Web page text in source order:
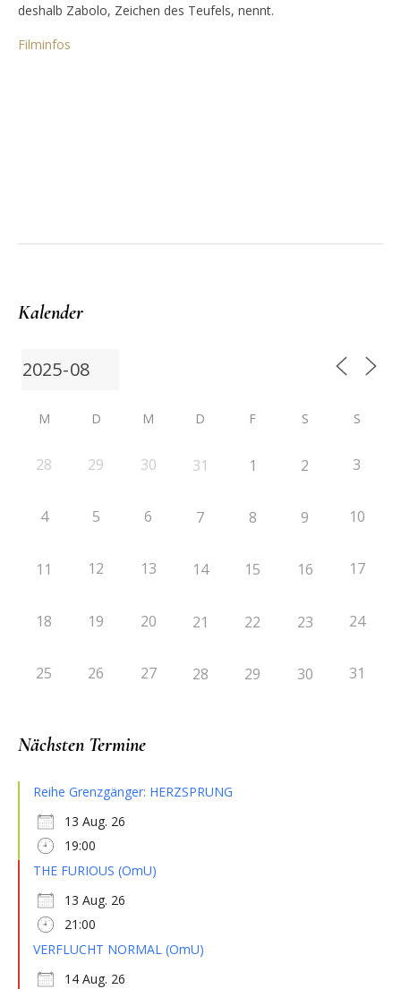
deshalb Zabolo, Zeichen des Teufels, nennt.
Filminfos
Kalender
M D M D F S S
28 29 30 31 1 2 3
4 5 6 7 8 9 10
11 12 13 14 15 16 17
18 19 20 21 22 23 24
25 26 27 28 29 30 31
Nächsten Termine
Reihe Grenzgänger: HERZSPRUNG
13 Aug. 26
19:00
THE FURIOUS (OmU)
13 Aug. 26
21:00
VERFLUCHT NORMAL (OmU)
14 Aug. 26